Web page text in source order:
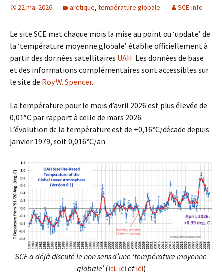
22 mai 2026 arctique, température globale SCE-info
Le site SCE met chaque mois la mise au point ou ‘update’ de
la ‘température moyenne globale’ établie officiellement à
partir des données satellitaires UAH. Les données de base
et des informations complémentaires sont accessibles sur
le site de Roy W. Spencer.
La température pour le mois d’avril 2026 est plus élevée de
0,01°C par rapport à celle de mars 2026.
L’évolution de la température est de +0,16°C/décade depuis
janvier 1979, soit 0,016°C/an.
SCE a déjà discuté le non sens d’une ‘température moyenne
globale’(ici, icietici)